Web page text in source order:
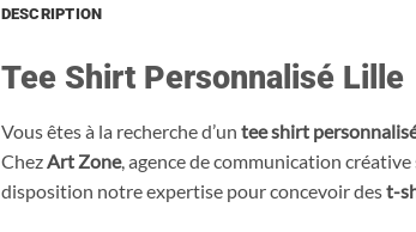
DESCRIPTION
Tee Shirt Personnalisé Lille
Vous êtes à la recherche d’un tee shirt
Chez Art Zone, agence de communication
disposition notre expertise pour concevoir dest-